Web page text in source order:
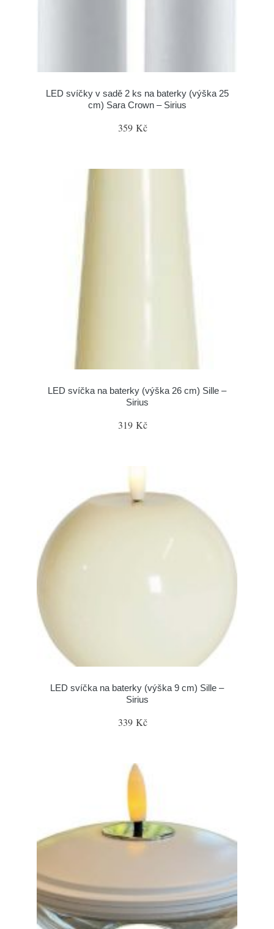
LED svíčky v sadě 2 ks na baterky (výška 25
cm) Sara Crown – Sirius
359 Kč
LED svíčka na baterky (výška 26 cm) Sille –
Sirius
319 Kč
LED svíčka na baterky (výška 9 cm) Sille –
Sirius
339 Kč